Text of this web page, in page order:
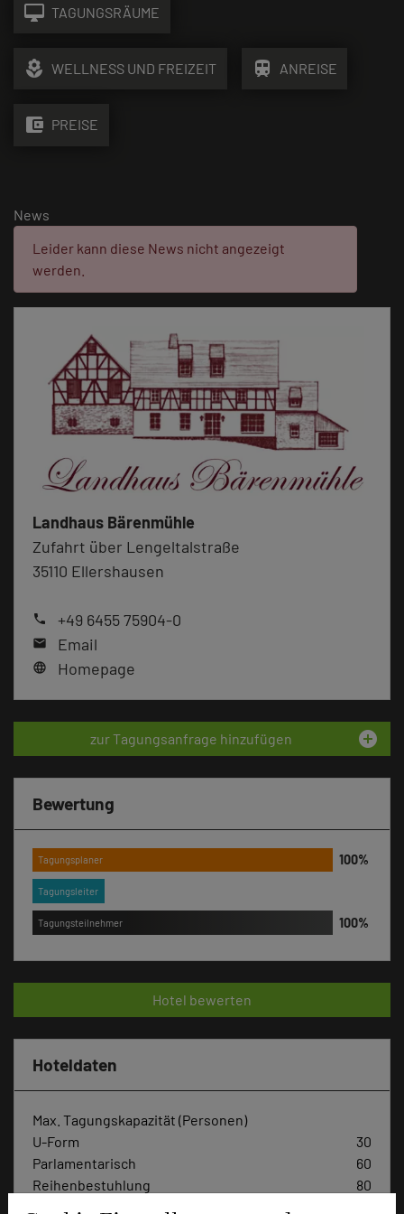
desktop_mac TAGUNGSRÄUME
local_florist WELLNESS UND FREIZEIT train ANREISE
account_balance_wallet PREISE
News
Fehler:
Leider kann diese News nicht angezeigt
werden.
Landhaus Bärenmühle
Zufahrt über Lengeltalstraße
35110 Ellershausen
phone +49 6455 75904-0
mail Email
language Homepage
zur Tagungsanfrage hinzufügen add_circle
Bewertung
Tagungsplaner
Tagungsleiter
Tagungsteilnehmer
Hotel bewerten
Hoteldaten
Max. Tagungskapazität (Personen)
U-Form
30
Parlamentarisch
60
Reihenbestuhlung
80